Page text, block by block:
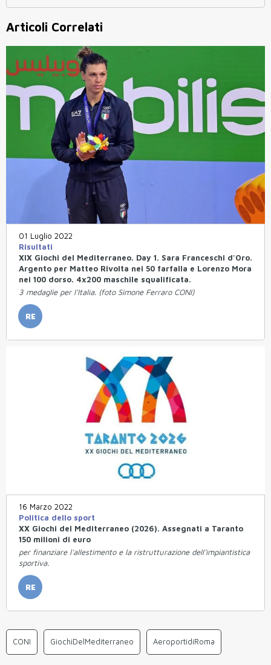
Articoli Correlati
01 Luglio 2022
Risultati
XIX Giochi del Mediterraneo. Day 1. Sara Franceschi d'Oro.
Argento per Matteo Rivolta nei 50 farfalla e Lorenzo Mora
nei 100 dorso. 4x200 maschile squalificata.
3 medaglie per l'Italia. (foto Simone Ferraro CONI)
RE
16 Marzo 2022
Politica dello sport
XX Giochi del Mediterraneo (2026). Assegnati a Taranto
150 milioni di euro
per finanziare l'allestimento e la ristrutturazione dell'impiantistica
sportiva.
RE
CONI GiochiDelMediterraneo AeroportidiRoma